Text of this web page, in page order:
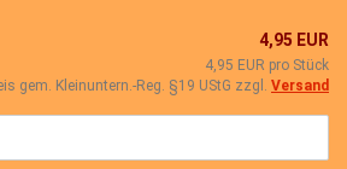
4,95 EUR
4,95 EUR pro Stück
gem. Kleinuntern.-Reg. §19 UStG zzgl. Versand